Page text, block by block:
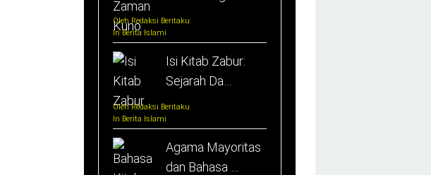
Oleh Redaksi Beritaku
In Berita Islami
Isi Kitab Zabur:
Sejarah Da…
Oleh Redaksi Beritaku
In Berita Islami
Agama Mayoritas
dan Bahasa …